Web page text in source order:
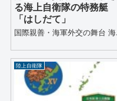
る海上自衛隊の特務艇
「はしだて」
国際親善・海軍外交の舞台
陸上自衛隊